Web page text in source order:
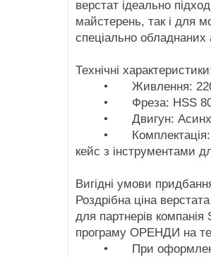
верстат ідеально
майстерень, так і для
спеціально обладнаних
Технічні
•
Живлення:
•
Фреза: HSS
•
Двигун:
•
кейс з інструментами
Вигідні умови
Роздрібна ціна
для партнерів
програму ОРЕНДИ на
•
При